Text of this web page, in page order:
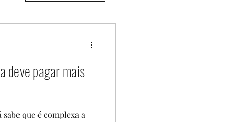
deve pagar mais
que é complexa a